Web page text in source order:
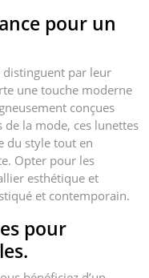
pour un
distinguent par leur
une touche moderne
conçues
la mode, ces lunettes
du style tout en
Opter pour les
esthétique et
et contemporain.
pour